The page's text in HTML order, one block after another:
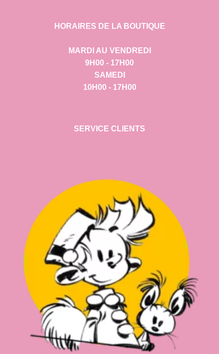
HORAIRES DE LA BOUTIQUE
MARDI AU VENDREDI
9H00 - 17H00
SAMEDI
10H00 - 17H00
SERVICE CLIENTS